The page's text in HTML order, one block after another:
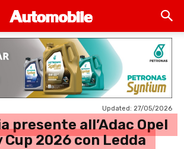
Updated: 27/05/2026
presente all’Adac Opel
Cup 2026 con Ledda